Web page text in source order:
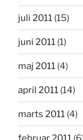
juli 2011 (15)
juni 2011 (1)
maj 2011 (4)
april 2011 (14)
marts 2011 (4)